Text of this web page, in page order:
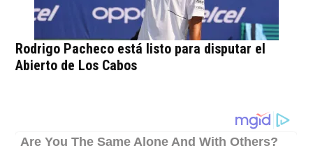
Rodrigo Pacheco está listo para disputar el
Abierto de Los Cabos